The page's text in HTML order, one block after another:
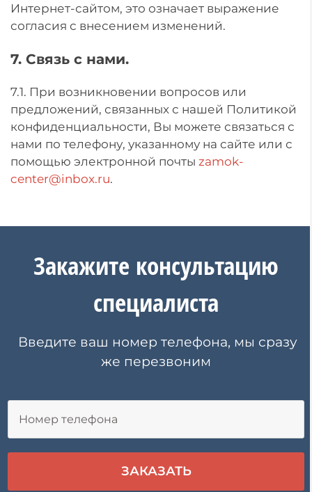
Интернет-сайтом, это означает выражение
согласия с внесением изменений.
7. Связь с нами.
7.1. При возникновении вопросов или
предложений, связанных с нашей Политикой
конфиденциальности, Вы можете связаться с
нами по телефону, указанному на сайте или с
помощью электронной почты zamok-
center@inbox.ru.
Закажите консультацию
специалиста
Введите ваш номер телефона, мы сразу
же перезвоним